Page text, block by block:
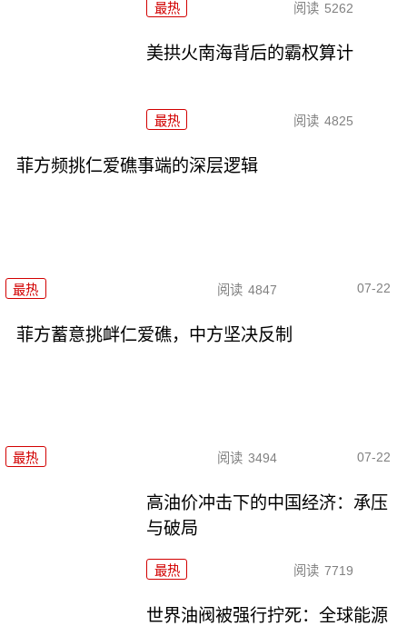
最热 阅读 5262
美拱火南海背后的霸权算计
最热 阅读 4825
菲方频挑仁爱礁事端的深层逻辑
最热 阅读 4847 07-22
菲方蓄意挑衅仁爱礁，中方坚决反制
最热 阅读 3494 07-22
高油价冲击下的中国经济：承压
与破局
最热 阅读 7719
世界油阀被强行拧死：全球能源